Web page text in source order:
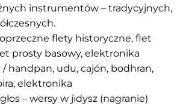
instrumentów – tradycyjnych,
flety historyczne, flet
prosty basowy, elektronika
handpan, udu, cajón, bodhran,
elektronika
– wersy w jidysz (nagranie)